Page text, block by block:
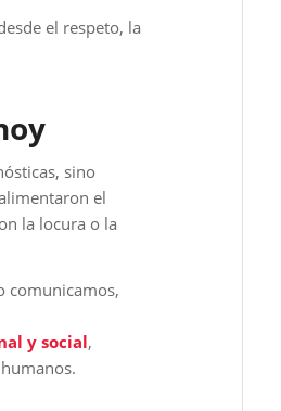
el respeto, la
sino
el
la locura o la
comunicamos,
y social,